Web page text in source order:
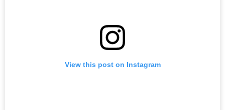
View this post on Instagram